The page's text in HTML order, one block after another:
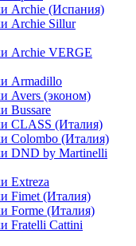
Archie (Испания)
Archie Sillur
Archie VERGE
Armadillo
Avers (эконом)
Bussare
CLASS (Италия)
Colombo (Италия)
DND by Martinelli
Extreza
Fimet (Италия)
Forme (Италия)
Fratelli Cattini